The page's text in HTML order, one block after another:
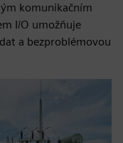
komunikačním
I/O umožňuje
a bezproblémovou